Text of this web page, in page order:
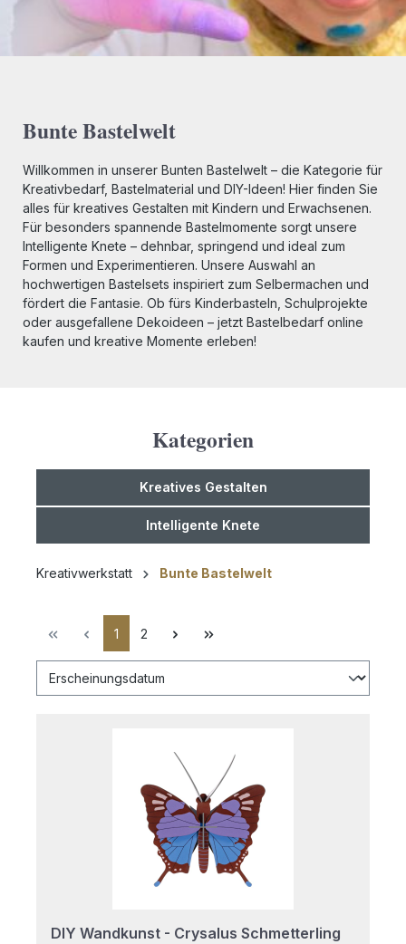
Bunte Bastelwelt
Willkommen in unserer Bunten Bastelwelt – die Kategorie für
Kreativbedarf, Bastelmaterial und DIY-Ideen! Hier finden Sie
alles für kreatives Gestalten mit Kindern und Erwachsenen.
Für besonders spannende Bastelmomente sorgt unsere
Intelligente Knete – dehnbar, springend und ideal zum
Formen und Experimentieren. Unsere Auswahl an
hochwertigen Bastelsets inspiriert zum Selbermachen und
fördert die Fantasie. Ob fürs Kinderbasteln, Schulprojekte
oder ausgefallene Dekoideen – jetzt Bastelbedarf online
kaufen und kreative Momente erleben!
Kategorien
Kreatives Gestalten
Intelligente Knete
Kreativwerkstatt Bunte Bastelwelt
1 2
DIY Wandkunst - Crysalus Schmetterling